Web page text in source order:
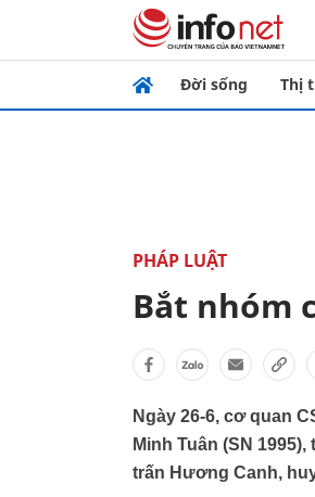
Đời sống Thị
PHÁP LUẬT
Bắt nhóm
Ngày 26-6, cơ quan
Minh Tuân (SN
trấn Hương Canh,